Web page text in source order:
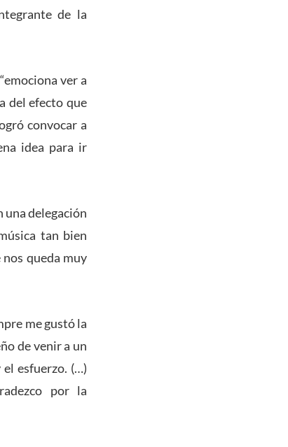
de la
ver a
del efecto que
convocar a
idea para ir
una delegación
tan bien
queda muy
me gustó la
de venir a un
esfuerzo. (…)
por la